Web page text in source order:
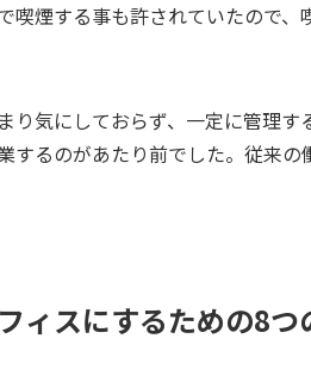
喫煙する事も許されていたので
り気にしておらず、一定に管理
するのがあたり前でした。従来
ィスにするための8つ